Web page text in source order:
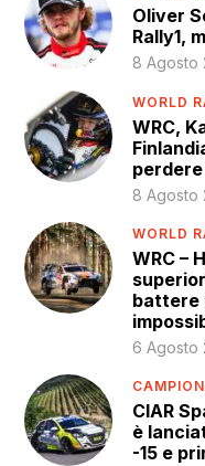
Oliver
Rally1,
8 Agosto
WORLD
WRC,
8 Agosto
WORLD
WRC –
battere
6 Agosto
CIAR
è
-15 e